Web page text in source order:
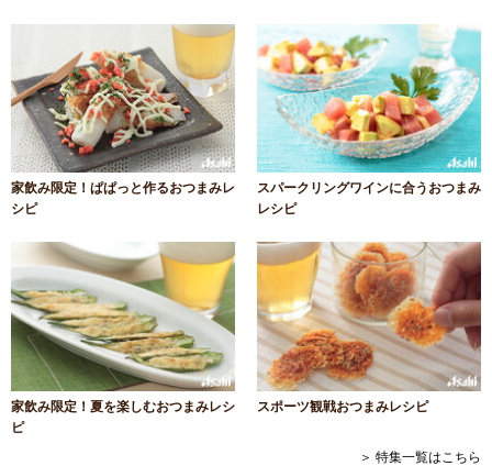
家飲み限定！ぱぱっと作るおつまみレ
シピ
スパークリングワインに合うおつまみ
レシピ
家飲み限定！夏を楽しむおつまみレシ
ピ
スポーツ観戦おつまみレシピ
＞ 特集一覧はこちら